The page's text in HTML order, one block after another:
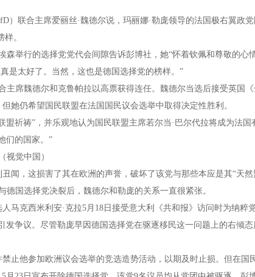
）联合主席爱丽丝·魏德尔说，玛丽娜·勒庞领导的法国极右翼政
。
森举行的选择党党代会间隙告诉彭博社，她“怀着钦佩和尊敬的心
是太好了。当然，这也是德国选择党的榜样。”
主席魏德尔和克鲁帕拉以高票获得连任。魏德尔当选后接受英国
她仍希望国民联盟在法国国民议会选举中取得决定性胜利。
盟祈祷”，并乐观地认为国民联盟主席若尔当·巴尔代拉将成为法国
们的国家。”
视觉中国）
闻，这损害了其在欧洲的声誉，破坏了该党与那些本应是其“天
国选择党决裂后，魏德尔和勒庞的关系一直很紧张。
马克西米利安·克拉5月18日接受意大利《共和报》访问时为纳粹
发争议。尽管勒庞早因德国选择党在驱逐移民这一问题上的右倾
止他参加欧洲议会选举的竞选造势活动，以期及时止损。但在国